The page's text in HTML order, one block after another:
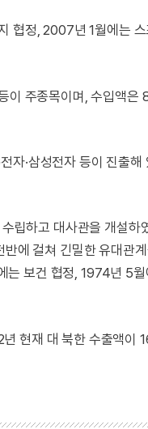
협정, 2007년 1월에는
이 주종목이며, 수입액
자·삼성전자 등이 진출해
립하고 대사관을 개설하
반에 걸쳐 긴밀한 유대관
는 보건 협정, 1974년 5
현재 대 북한 수출액이